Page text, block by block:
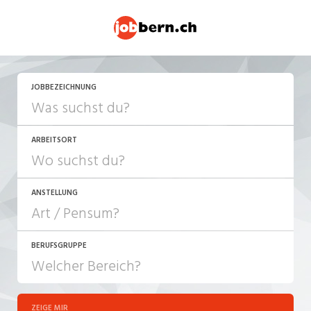
JOBBEZEICHNUNG
ARBEITSORT
ANSTELLUNG
JOB-TYP
Festanstellung
BERUFSGRUPPE
ZEIGE MIR